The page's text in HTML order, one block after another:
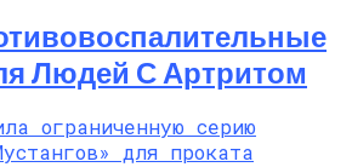
Людей С Артритом